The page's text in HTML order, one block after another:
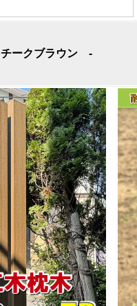
チークブラウン -